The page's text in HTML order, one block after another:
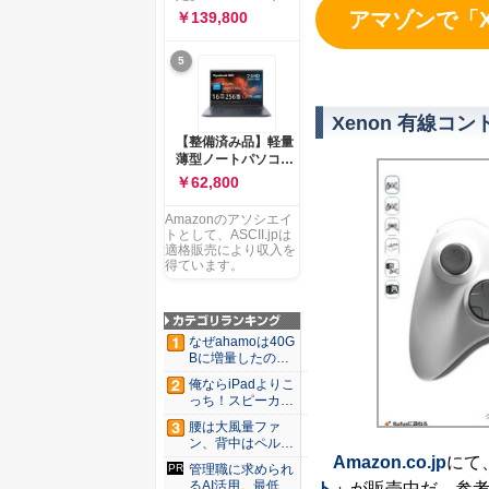
アマゾンで「
Xenon 有線コン
Amazon.co.jpにて
ー 83K9003JJP ノー
トPC
ソコン Vivobook 15
M1502NAQ 15.6イ
ンチ AMD Ryzen 7
170 メモリ16GB
SSD 512GB
Microsoft 365
Personal (24か月版)
搭載 Windows 11 重
量1.7kg Wi-Fi 6E ク
ワイエットブルー
M1502NAQ-
￥139,800
5
【整備済み品】軽量
薄型ノートパソコン
dynabook G83 ■
13.3型
FHD(1920x1080) -
高性能第11世代Core
i5-1135G7 - メモリ
16GB - SSD 256GB
USB Type-C - MS
Office 2021 - Win11
搭載
￥62,800
Amazonのアソシエイ
トとして、ASCII.jpは
適格販売により収入を
得ています。
なぜahamoは40G
Bに増量したの
か ...
俺ならiPadよりこ
っち！スピーカー
9個...
腰は大風量ファ
ン、背中はペルチ
ェ冷却。ダ...
管理職に求められ
るAI活用。最低限